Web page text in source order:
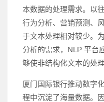
本数据的处理需求。以
行为分析、营销预测、
于文本处理相对较少。
分析的需求，NLP 平台
够使非结构化文本的处
厦门国际银行推动数字
程中沉淀了海量数据。